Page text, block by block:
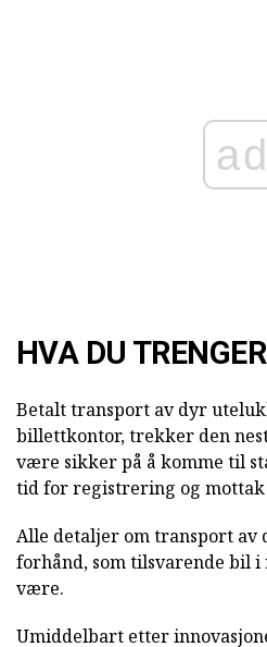
ad
HVA DU
Betalt transport av dyr
billettkontor, trekker den
være sikker på å komme til
tid for registrering og
Alle detaljer om transport av
forhånd, som tilsvarende bil
være.
Umiddelbart etter